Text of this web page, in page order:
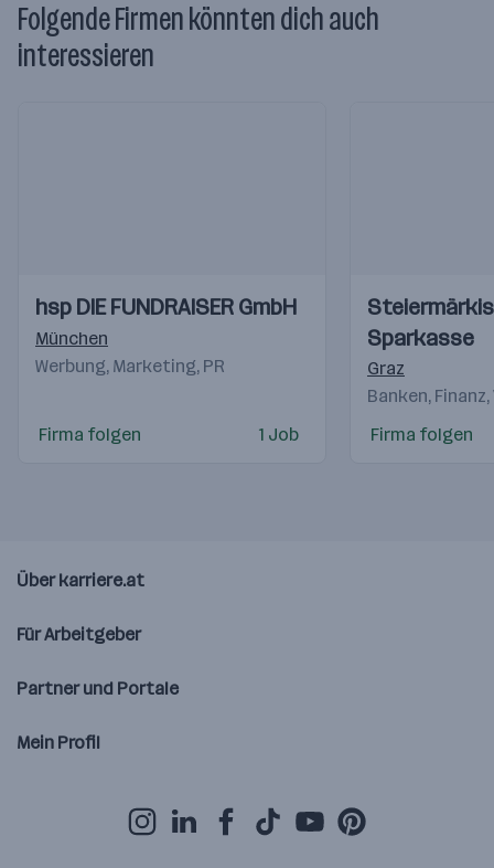
Folgende Firmen könnten dich auch
interessieren
Videos
Einblicke
Einblicke
hsp DIE FUNDRAISER GmbH
München
Werbung, Marketing, PR
Firma folgen 1 Job
Videos
Einblicke
Einblicke
Sparkasse
Graz
Banken,
Firma folgen
Über karriere.at
Für Arbeitgeber
Partner und Portale
Mein Profil